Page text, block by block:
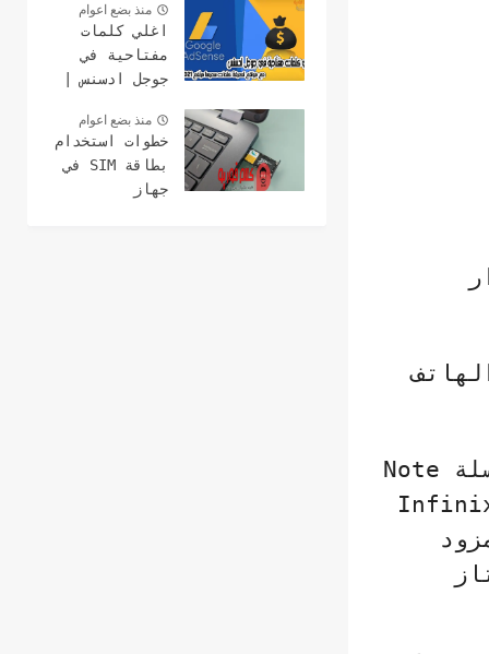
Note
طرق لإصلاح
منذ بضع اعوام
اغلي كلمات
مفتاحية في
جوجل ادسنس |
لمعرفة كلمات
سعرها مرتفع
2021
منذ بضع اعوام
خطوات استخدام
بطاقة SIM في
جهاز